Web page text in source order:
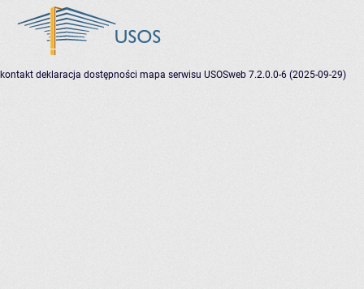
kontakt deklaracja dostępności mapa serwisu USOSweb 7.2.0.0-6 (2025-09-29)